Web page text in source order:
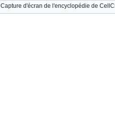
Capture d'écran de l'encyclopédie de